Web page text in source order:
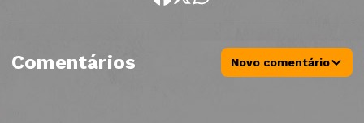
Comentários Novo comentário